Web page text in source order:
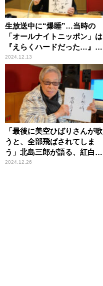
生放送中に“爆睡”…当時の
「オールナイトニッポン」は
『えらくハードだった…』高
嶋ひでたけが語る
2024.12.13
「最後に美空ひばりさんが歌
うと、全部飛ばされてしま
う」北島三郎が語る、紅白歌
合戦の『美空ひばり』の“凄
2024.12.26